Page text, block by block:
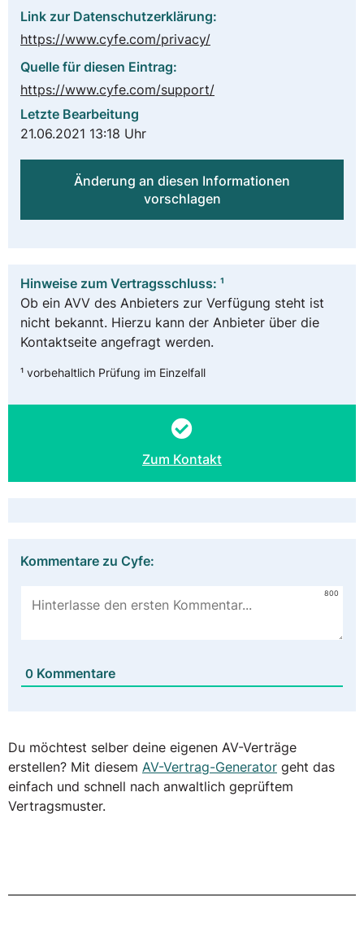
Link zur Datenschutzerklärung:
https://www.cyfe.com/privacy/
Quelle für diesen Eintrag:
https://www.cyfe.com/support/
Letzte Bearbeitung
21.06.2021 13:18 Uhr
Änderung an diesen Informationen
vorschlagen
Hinweise zum Vertragsschluss: ¹
Ob ein AVV des Anbieters zur Verfügung steht ist
nicht bekannt. Hierzu kann der Anbieter über die
Kontaktseite angefragt werden.
¹ vorbehaltlich Prüfung im Einzelfall
Zum Kontakt
Kommentare zu Cyfe:
800
0 Kommentare
Du möchtest selber deine eigenen AV-Verträge
erstellen? Mit diesem AV-Vertrag-Generator geht das
einfach und schnell nach anwaltlich geprüftem
Vertragsmuster.